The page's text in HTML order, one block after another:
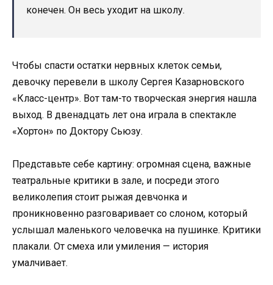
конечен. Он весь уходит на школу.
Чтобы спасти остатки нервных клеток семьи,
девочку перевели в школу Сергея Казарновского
«Класс-центр». Вот там-то творческая энергия нашла
выход. В двенадцать лет она играла в спектакле
«Хортон» по Доктору Сьюзу.
Представьте себе картину: огромная сцена, важные
театральные критики в зале, и посреди этого
великолепия стоит рыжая девчонка и
проникновенно разговаривает со слоном, который
услышал маленького человечка на пушинке. Критики
плакали. От смеха или умиления — история
умалчивает.